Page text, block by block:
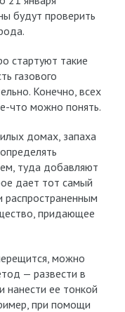
будут проверить
стартуют такие
газового
Конечно, всех
что можно понять.
домах, запаха
туда добавляют
дает тот самый
распространенным
придающее
можно
— развести в
нанести ее тонкой
при помощи